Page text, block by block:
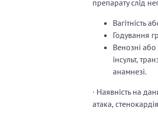
препарату слід
Вагітність
Годування
Венозні
інсульт,
анамнезі.
· Наявність на
атака,